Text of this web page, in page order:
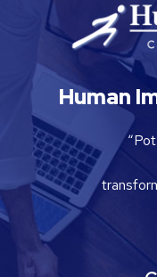
Human